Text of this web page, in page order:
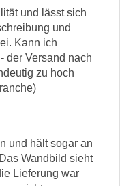
und lässt sich
und
Kann ich
der Versand nach
zu hoch
und hält sogar an
Wandbild sieht
Lieferung war